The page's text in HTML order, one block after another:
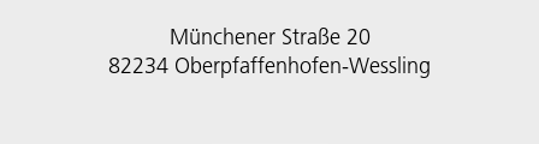
Münchener Straße 20
82234 Oberpfaffenhofen-Wessling